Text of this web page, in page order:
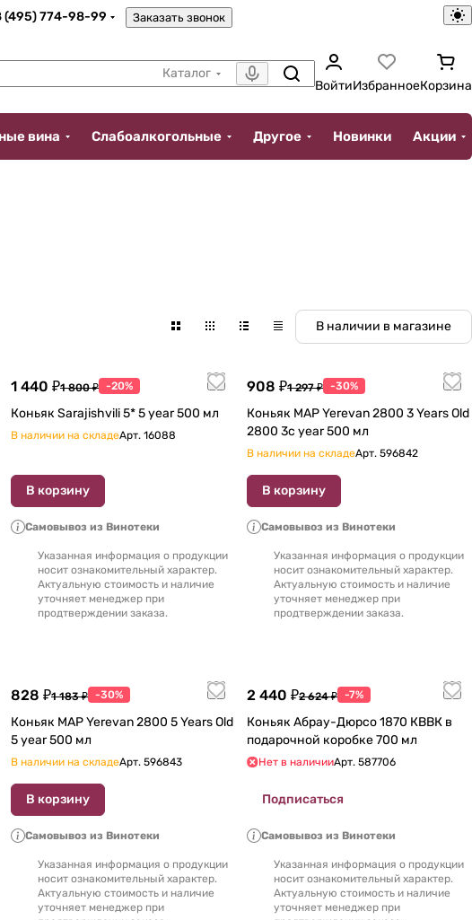
(495) 774-98-99 Заказать звонок
Каталог
ВойтиИзбранноеКорзина
вина Слабоалкогольные Другое Новинки Акции
В наличии в магазине
1 440 ₽1 800 ₽ -20%
Коньяк Sarajishvili 5* 5 year 500 мл
В наличии на складеАрт. 16088
В корзину
Самовывоз из Винотеки
Указанная информация о продукции
носит ознакомительный характер.
Актуальную стоимость и наличие
уточняет менеджер при
продтверждении заказа.
908 ₽1 297 ₽ -30%
Коньяк MAP Yerevan 2800 3 Years Old
2800 3c year 500 мл
В наличии на складеАрт. 596842
В корзину
Самовывоз из Винотеки
Указанная информация о продукции
носит ознакомительный характер.
Актуальную стоимость и наличие
уточняет менеджер при
продтверждении заказа.
828 ₽1 183 ₽ -30%
Коньяк MAP Yerevan 2800 5 Years Old
5 year 500 мл
В наличии на складеАрт. 596843
В корзину
Самовывоз из Винотеки
Указанная информация о продукции
носит ознакомительный характер.
Актуальную стоимость и наличие
уточняет менеджер при
2 440 ₽2 624 ₽ -7%
Коньяк Абрау-Дюрсо 1870 КВВК в
подарочной коробке 700 мл
Нет в наличииАрт. 587706
Подписаться
Самовывоз из Винотеки
Указанная информация о продукции
носит ознакомительный характер.
Актуальную стоимость и наличие
уточняет менеджер при